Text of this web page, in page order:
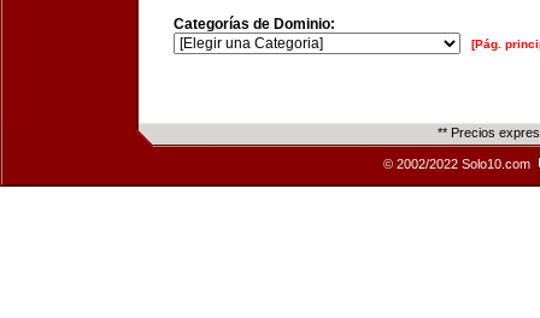
Categorías de Dominio:
[Pág.
** Precios
© 2002/2022 Solo10.com